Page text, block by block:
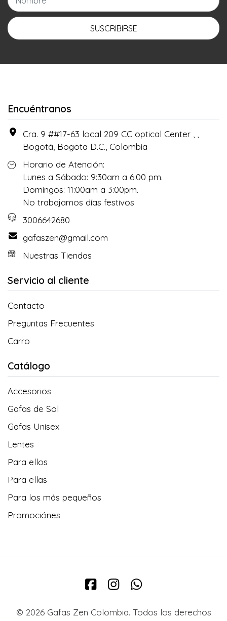
SUSCRIBIRSE
Encuéntranos
Cra. 9 ##17-63 local 209 CC optical Center , ,
Bogotá, Bogota D.C., Colombia
Horario de Atención:
Lunes a Sábado: 9:30am a 6:00 pm.
Domingos: 11:00am a 3:00pm.
No trabajamos días festivos
3006642680
gafaszen@gmail.com
Nuestras Tiendas
Servicio al cliente
Contacto
Preguntas Frecuentes
Carro
Catálogo
Accesorios
Gafas de Sol
Gafas Unisex
Lentes
Para ellos
Para ellas
Para los más pequeños
Promociónes
© 2026 Gafas Zen Colombia. Todos los derechos